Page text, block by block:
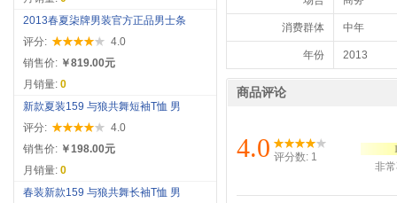
2013春夏柒牌男装官方正品男士条
评分:
4.0
销售价: ￥819.00元
月销量: 0
新款夏装159 与狼共舞短袖T恤 男
评分:
4.0
销售价: ￥198.00元
月销量: 0
春装新款159 与狼共舞长袖T恤 男
消费群体 中年
年份 2013
商品评论
4.0 评分数: 1
非